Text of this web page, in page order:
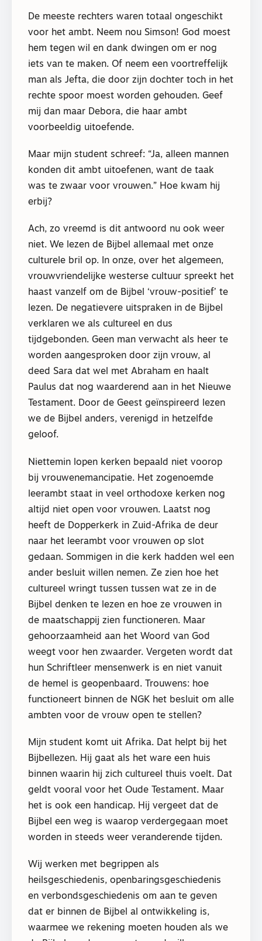
De meeste rechters waren totaal ongeschikt
voor het ambt. Neem nou Simson! God moest
hem tegen wil en dank dwingen om er nog
iets van te maken. Of neem een voortreffelijk
man als Jefta, die door zijn dochter toch in het
rechte spoor moest worden gehouden. Geef
mij dan maar Debora, die haar ambt
voorbeeldig uitoefende.
Maar mijn student schreef: “Ja, alleen mannen
konden dit ambt uitoefenen, want de taak
was te zwaar voor vrouwen.” Hoe kwam hij
erbij?
Ach, zo vreemd is dit antwoord nu ook weer
niet. We lezen de Bijbel allemaal met onze
culturele bril op. In onze, over het algemeen,
vrouwvriendelijke westerse cultuur spreekt het
haast vanzelf om de Bijbel ‘vrouw-positief’ te
lezen. De negatievere uitspraken in de Bijbel
verklaren we als cultureel en dus
tijdgebonden. Geen man verwacht als heer te
worden aangesproken door zijn vrouw, al
deed Sara dat wel met Abraham en haalt
Paulus dat nog waarderend aan in het Nieuwe
Testament. Door de Geest geïnspireerd lezen
we de Bijbel anders, verenigd in hetzelfde
geloof.
Niettemin lopen kerken bepaald niet voorop
bij vrouwenemancipatie. Het zogenoemde
leerambt staat in veel orthodoxe kerken nog
altijd niet open voor vrouwen. Laatst nog
heeft de Dopperkerk in Zuid-Afrika de deur
naar het leerambt voor vrouwen op slot
gedaan. Sommigen in die kerk hadden wel een
ander besluit willen nemen. Ze zien hoe het
cultureel wringt tussen tussen wat ze in de
Bijbel denken te lezen en hoe ze vrouwen in
de maatschappij zien functioneren. Maar
gehoorzaamheid aan het Woord van God
weegt voor hen zwaarder. Vergeten wordt dat
hun Schriftleer mensenwerk is en niet vanuit
de hemel is geopenbaard. Trouwens: hoe
functioneert binnen de NGK het besluit om alle
ambten voor de vrouw open te stellen?
Mijn student komt uit Afrika. Dat helpt bij het
Bijbellezen. Hij gaat als het ware een huis
binnen waarin hij zich cultureel thuis voelt. Dat
geldt vooral voor het Oude Testament. Maar
het is ook een handicap. Hij vergeet dat de
Bijbel een weg is waarop verdergegaan moet
worden in steeds weer veranderende tijden.
Wij werken met begrippen als
heilsgeschiedenis, openbaringsgeschiedenis
en verbondsgeschiedenis om aan te geven
dat er binnen de Bijbel al ontwikkeling is,
waarmee we rekening moeten houden als we